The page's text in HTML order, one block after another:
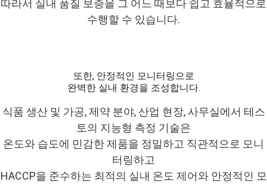
따라서 실내 품질 보증을 그 어느 때보다 쉽고 효율적으로
수행할 수 있습니다.
또한, 안정적인 모니터링으로
완벽한 실내 환경을 조성합니다.
식품 생산 및 가공, 제약 분야, 산업 현장, 사무실에서 테스
토의 지능형 측정 기술은
온도와 습도에 민감한 제품을 정밀하고 직관적으로 모니
터링하고
HACCP을 준수하는 최적의 실내 온도 제어와 안정적인 모